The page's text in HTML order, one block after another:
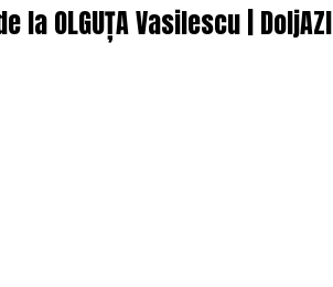
la OLGUȚA Vasilescu | DoljAZI